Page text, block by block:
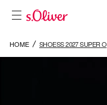
HOME SHOESS 2027 SUPER O